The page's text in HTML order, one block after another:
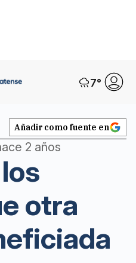
7°
Añadir como fuente en
2 años
otra